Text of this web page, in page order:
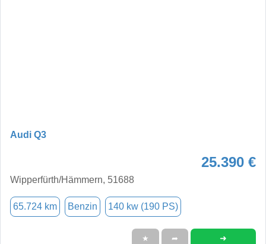
Audi Q3
25.390 €
Wipperfürth/Hämmern, 51688
65.724 km Benzin 140 kw (190 PS)
★ ➦ ➜